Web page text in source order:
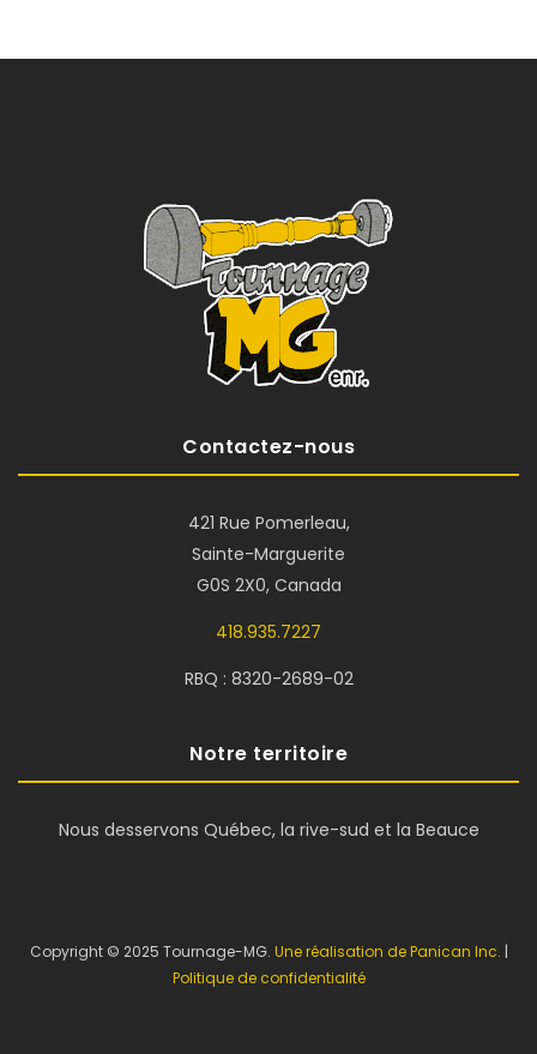
Contactez-nous
421 Rue Pomerleau,
Sainte-Marguerite
G0S 2X0, Canada
418.935.7227
RBQ : 8320-2689-02
Notre territoire
Nous desservons Québec, la rive-sud et la Beauce
Copyright © 2025 Tournage-MG. Une réalisation de Panican Inc. |
Politique de confidentialité